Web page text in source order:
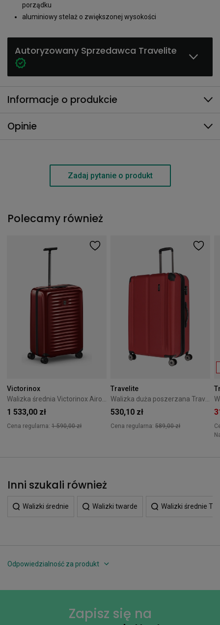
porządku
aluminiowy stelaż o zwiększonej wysokości
Autoryzowany Sprzedawca Travelite
Informacje o produkcie
Opinie
Zadaj pytanie o produkt
Polecamy również
Victorinox
1 533,00 zł
Cena regularna: 1 590,00 zł
Travelite
530,10 zł
Cena regularna: 589,00 zł
Inni szukali również
Walizki średnie Walizki twarde Walizki średnie
Odpowiedzialność za produkt
Zapisz się na